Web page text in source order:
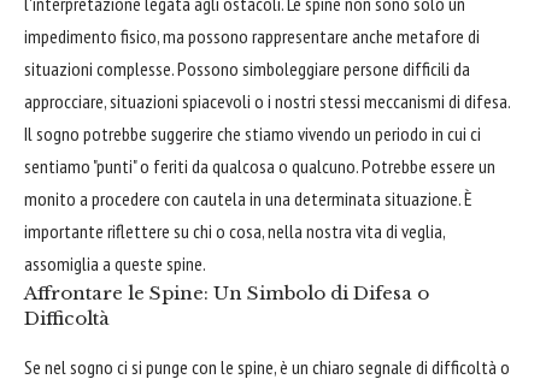
impedimento fisico, ma possono rappresentare anche metafore di
situazioni complesse. Possono simboleggiare persone difficili da
approcciare, situazioni spiacevoli o i nostri stessi meccanismi di difesa.
Il sogno potrebbe suggerire che stiamo vivendo un periodo in cui ci
sentiamo "punti" o feriti da qualcosa o qualcuno. Potrebbe essere un
monito a procedere con cautela in una determinata situazione. È
importante riflettere su chi o cosa, nella nostra vita di veglia,
assomiglia a queste spine.
Affrontare le Spine: Un Simbolo di Difesa o
Difficoltà
Se nel sogno ci si punge con le spine, è un chiaro segnale di difficoltà o